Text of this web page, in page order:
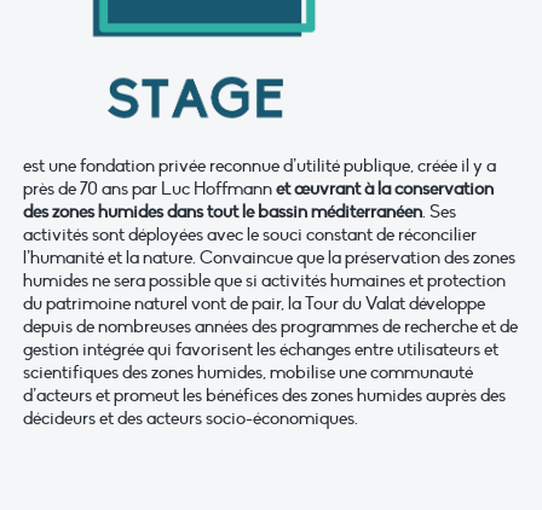
est une fondation privée reconnue d’utilité publique, créée il y a
près de 70 ans par Luc Hoffmannet œuvrant à la conservation
des zones humides dans tout le bassin méditerranéen. Ses
activités sont déployées avec le souci constant de réconcilier
l’humanité et la nature. Convaincue que la préservation des zones
humides ne sera possible que si activités humaines et protection
du patrimoine naturel vont de pair, la Tour du Valat développe
depuis de nombreuses années des programmes de recherche et de
gestion intégrée qui favorisent les échanges entre utilisateurs et
scientifiques des zones humides, mobilise une communauté
d’acteurs et promeut les bénéfices des zones humides auprès des
décideurs et des acteurs socio-économiques.